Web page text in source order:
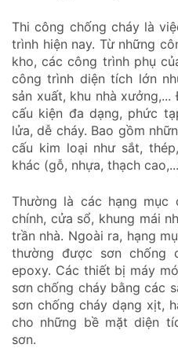
Thi công chống cháy là
trình hiện nay. Từ những
kho, các công trình phụ
công trình diện tích lớn
sản xuất, khu nhà
cấu kiện đa dạng, phức
lửa, dễ cháy. Bao gồm
cấu kim loại như sắt,
khác (gỗ, nhựa, thạch
Thường là các hạng mục
chính, cửa sổ, khung mái
trần nhà. Ngoài ra, hạng
thường được sơn chống
epoxy. Các thiết bị máy
sơn chống cháy bằng các
sơn chống cháy dạng xịt,
cho những bề mặt diện
sơn.